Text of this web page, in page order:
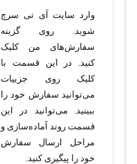
وارد سایت آی تی سرچ
شوید. روی گزینه
سفارش‌های من کلیک
کنید. در این قسمت با
کلیک روی جزییات
می‌توانید سفارش خود را
ببینید. می‌توانید در این
قسمت روند آماده‌سازی و
مراحل ارسال سفارش
خود را پیگیری کنید.